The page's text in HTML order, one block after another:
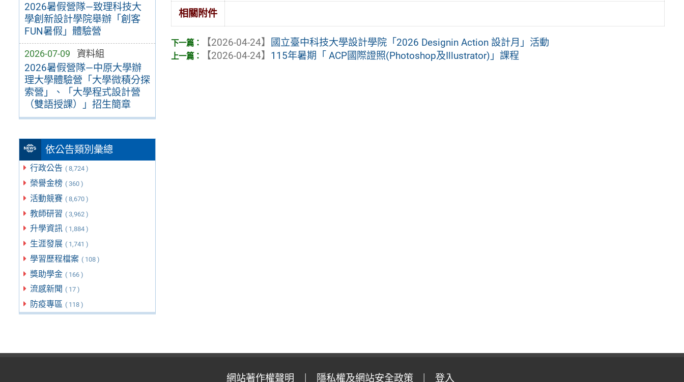
2026暑假營隊—致理科技大
學創新設計學院舉辦「創客
FUN暑假」體驗營
2026-07-09 資料組
2026暑假營隊—中原大學辦
理大學體驗營「大學微積分探
索營」、「大學程式設計營
（雙語授課）」招生簡章
依公告類別彙總
行政公告 ( 8,724 )
榮譽金榜 ( 360 )
活動競賽 ( 8,670 )
教師研習 ( 3,962 )
升學資訊 ( 1,884 )
生涯發展 ( 1,741 )
學習歷程檔案 ( 108 )
獎助學金 ( 166 )
流感新聞 ( 17 )
防疫專區 ( 118 )
相關附件
【2026-04-24】
國立臺中科技大學設計學院「2026 Designin Action 設計月」活動
【2026-04-24】 115年暑期「 ACP國際證照(Photoshop及Illustrator)」課程
網站著作權聲明 隱私權及網站安全政策 登入